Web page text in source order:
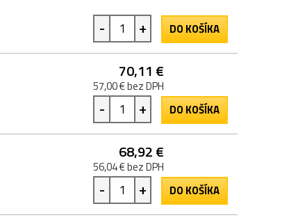
- + DO KOŠÍKA
70,11 €
57,00 € bez DPH
- + DO KOŠÍKA
68,92 €
56,04 € bez DPH
- + DO KOŠÍKA